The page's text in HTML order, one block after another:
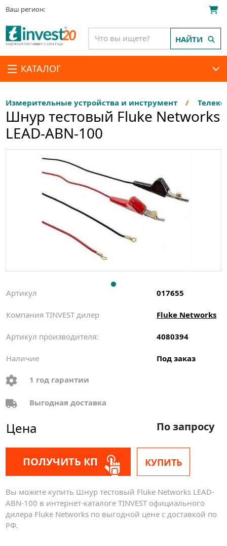
Ваш регион:
КАТАЛОГ
НАЙТИ
Измерительные устройства и инструмент
Шнур тестовый Fluke Networks
LEAD-ABN-100
Артикул 017655
Компания TINVEST дилер Fluke Networks
Артикул производителя: 4080394
Наличие Под заказ
1 год гарантии
Выгодная доставка
Цена По запросу
ПОЛУЧИТЬ КП КУПИТЬ
Вы можете купить Шнур тестовый Fluke Networks LEAD-
ABN-100 в интернет-каталоге TINVEST официального
дилера Fluke Networks по выгодной цене с доставкой по
РФ.